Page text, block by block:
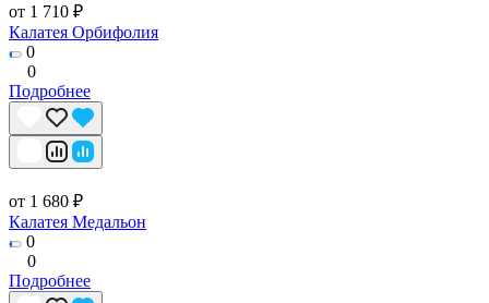
от 1 710 ₽
Калатея Орбифолия
0
0
Подробнее
от 1 680 ₽
Калатея Медальон
0
0
Подробнее